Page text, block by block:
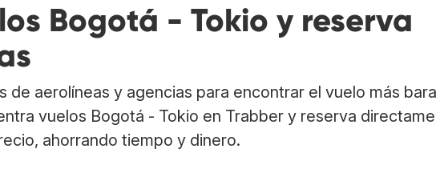
Bogotá - Tokio y reserva
de aerolíneas y agencias para encontrar el vuelo más
vuelos Bogotá - Tokio en Trabber y reserva
ahorrando tiempo y dinero.